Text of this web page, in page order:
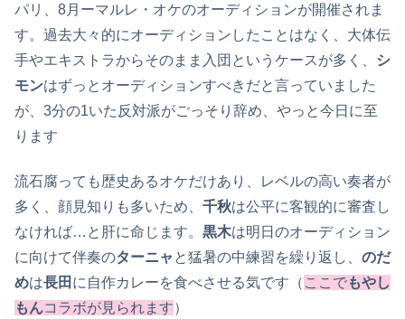
パリ、8月ーマルレ・オケのオーディションが開催されま
す。過去大々的にオーディションしたことはなく、大体伝
手やエキストラからそのまま入団というケースが多く、 シ
モンはずっとオーディションすべきだと言っていました
が、3分の1いた反対派がごっそり辞め、やっと今日に至
ります
流石腐っても歴史あるオケだけあり、レベルの高い奏者が
多く、顔見知りも多いため、 千秋は公平に客観的に審査し
なければ…と肝に命じます。 黒木は明日のオーディション
に向けて伴奏のターニャ と猛暑の中練習を繰り返し、 のだ
めは長田 に自作カレーを食べさせる気です（ ここでもやし
もんコラボが見られます）